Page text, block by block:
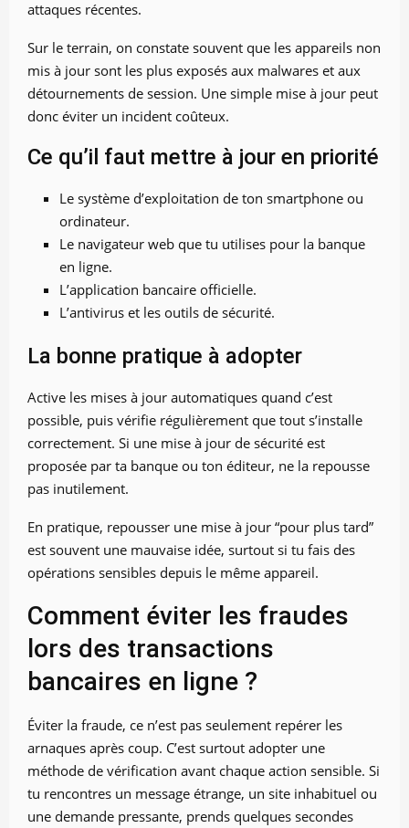
attaques récentes.
Sur le terrain, on constate souvent que les appareils non
mis à jour sont les plus exposés aux malwares et aux
détournements de session. Une simple mise à jour peut
donc éviter un incident coûteux.
Ce qu’il faut mettre à jour en priorité
Le système d’exploitation de ton smartphone ou
ordinateur.
Le navigateur web que tu utilises pour la banque
en ligne.
L’application bancaire officielle.
L’antivirus et les outils de sécurité.
La bonne pratique à adopter
Active les mises à jour automatiques quand c’est
possible, puis vérifie régulièrement que tout s’installe
correctement. Si une mise à jour de sécurité est
proposée par ta banque ou ton éditeur, ne la repousse
pas inutilement.
En pratique, repousser une mise à jour “pour plus tard”
est souvent une mauvaise idée, surtout si tu fais des
opérations sensibles depuis le même appareil.
Comment éviter les fraudes
lors des transactions
bancaires en ligne ?
Éviter la fraude, ce n’est pas seulement repérer les
arnaques après coup. C’est surtout adopter une
méthode de vérification avant chaque action sensible. Si
tu rencontres un message étrange, un site inhabituel ou
une demande pressante, prends quelques secondes